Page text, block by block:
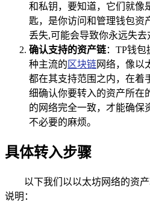
和私钥，要知道，它们就像
匙，是你访问和管理钱包资
丢失,可能会导致你永远失去
确认支持的资产链：TP钱
种主流的 区块链网络，像以
都在其支持范围之内，在着
细确认你要转入的资产所在
的网络完全一致，才能确保
不必要的麻烦。
具体转入步骤
以下我们以以太坊网络的资
说明：